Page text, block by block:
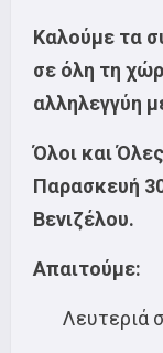
Καλούμε τα
σε όλη τη
αλληλεγγύη
Όλοι και
Παρασκευή
Βενιζέλου.
Απαιτούμε:
Λευτεριά